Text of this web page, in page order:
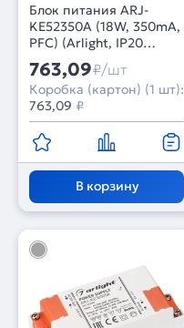
Блок питания ARJ-
KE52350A (18W, 350mA,
PFC) (Arlight, IP20
Пластик, 5 лет)
763,09₽/шт
Коробка (картон) (1 шт):
763,09 ₽
В корзину